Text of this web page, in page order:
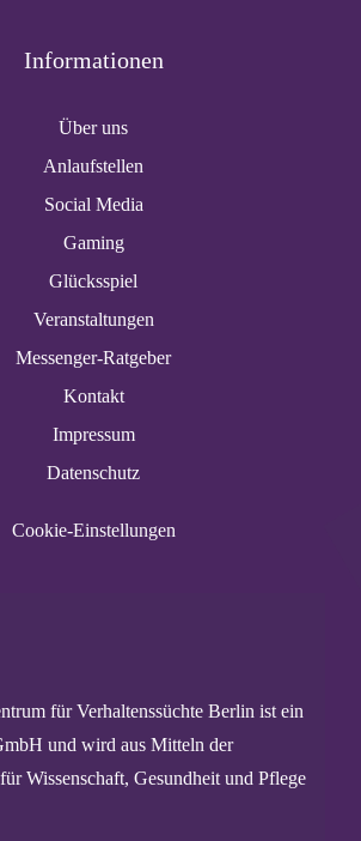
Informationen
Über uns
Anlaufstellen
Social Media
Gaming
Glücksspiel
Veranstaltungen
Messenger-Ratgeber
Kontakt
Impressum
Datenschutz
Cookie-Einstellungen
für Verhaltenssüchte Berlin ist ein
und wird aus Mitteln der
Wissenschaft, Gesundheit und Pflege